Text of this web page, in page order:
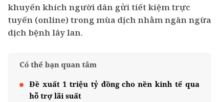
khuyến khích người dân gửi tiết kiệm trực
tuyến (online) trong mùa dịch nhằm ngăn ngừa
dịch bệnh lây lan.
Có thể bạn quan tâm
Đề xuất 1 triệu tỷ đồng cho nền kinh tế qua
hỗ trợ lãi suất